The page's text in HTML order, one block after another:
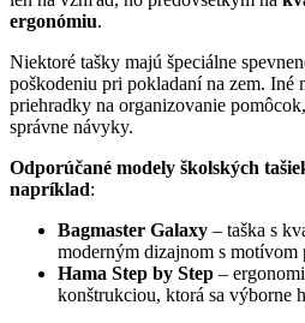
ergonómiu.
Niektoré tašky majú špeciálne
poškodeniu pri pokladaní na zem. Iné
priehradky na organizovanie
správne návyky.
Odporúčané modely školských
napríklad:
Bagmaster Galaxy – taška s
moderným dizajnom s motívom
Hama Step by Step –
konštrukciou, ktorá sa výborne